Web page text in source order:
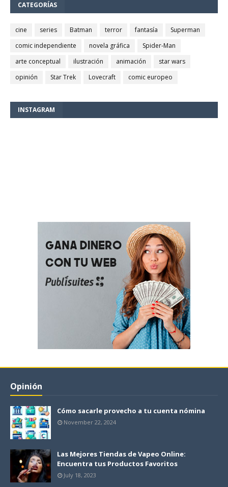
CATEGORÍAS
cine series Batman terror fantasía
Superman
comic independiente
novela gráfica
Spider-Man
arte conceptual
ilustración animación
star wars
opinión
Star Trek Lovecraft comic europeo
INSTAGRAM
Opinión
Cómo sacarle provecho a tu cuenta nómina
November 22, 2024
Las Mejores Tiendas de Vapeo Online:
Encuentra tus Productos Favoritos
July 18, 2023